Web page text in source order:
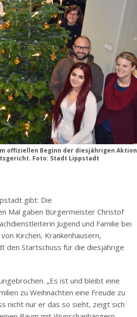
offiziellen Beginn der diesjährigen Aktion
Foto: Stadt Lippstadt
gibt: Die
Mal gaben Bürgermeister Christof
Jugend und Familie bei
Kirchen, Krankenhäusern,
den Startschuss für die diesjährige
„Es ist und bleibt eine
zu Weihnachten eine Freude zu
nicht nur er das so sieht, zeigt sich